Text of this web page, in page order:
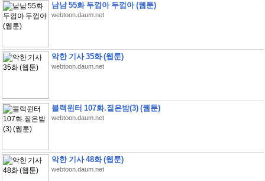
남남 55화 두껍아 두껍아 (웹툰)
webtoon.daum.net
악한 기사 35화 (웹툰)
webtoon.daum.net
블랙윈터 107화.짙은밤(3) (웹툰)
webtoon.daum.net
악한 기사 48화 (웹툰)
webtoon.daum.net